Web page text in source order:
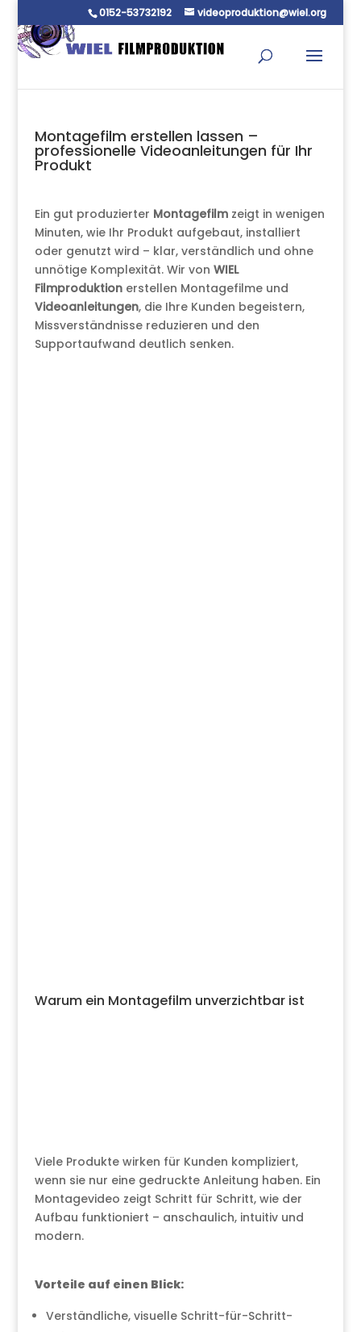
0152-53732192 videoproduktion@wiel.org
Montagefilm erstellen lassen –
professionelle Videoanleitungen für Ihr
Produkt
Ein gut produzierter Montagefilmzeigt in wenigen
Minuten, wie Ihr Produkt aufgebaut, installiert
oder genutzt wird – klar, verständlich und ohne
unnötige Komplexität. Wir von WIEL
Filmproduktionerstellen Montagefilme und
Videoanleitungen, die Ihre Kunden begeistern,
Missverständnisse reduzieren und den
Supportaufwand deutlich senken.
Warum ein Montagefilm unverzichtbar ist
Viele Produkte wirken für Kunden kompliziert,
wenn sie nur eine gedruckte Anleitung haben. Ein
Montagevideo zeigt Schritt für Schritt, wie der
Aufbau funktioniert – anschaulich, intuitiv und
modern.
Vorteile auf einen Blick:
Verständliche, visuelle Schritt-für-Schritt-